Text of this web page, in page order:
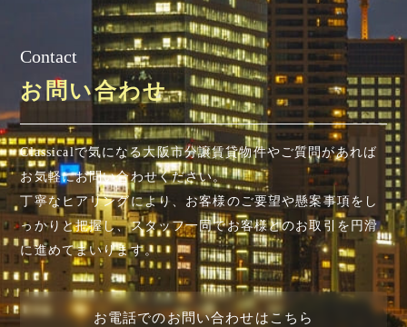
Contact
お問い合わせ
Classicalで気になる大阪市分譲賃貸物件やご質問があれば
お気軽にお問い合わせください。
丁寧なヒアリングにより、お客様のご要望や懸案事項を し
っかりと把握し、スタッフ一同でお客様とのお取引を円滑
に進めてまいります。
お電話でのお問い合わせはこちら